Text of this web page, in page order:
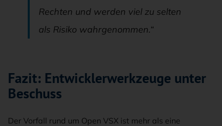
Rechten und werden viel zu selten
als Risiko wahrgenommen.“
Fazit: Entwicklerwerkzeuge unter
Beschuss
Der Vorfall rund um Open VSX ist mehr als eine